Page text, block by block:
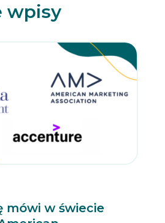
wpisy
mówi w świecie